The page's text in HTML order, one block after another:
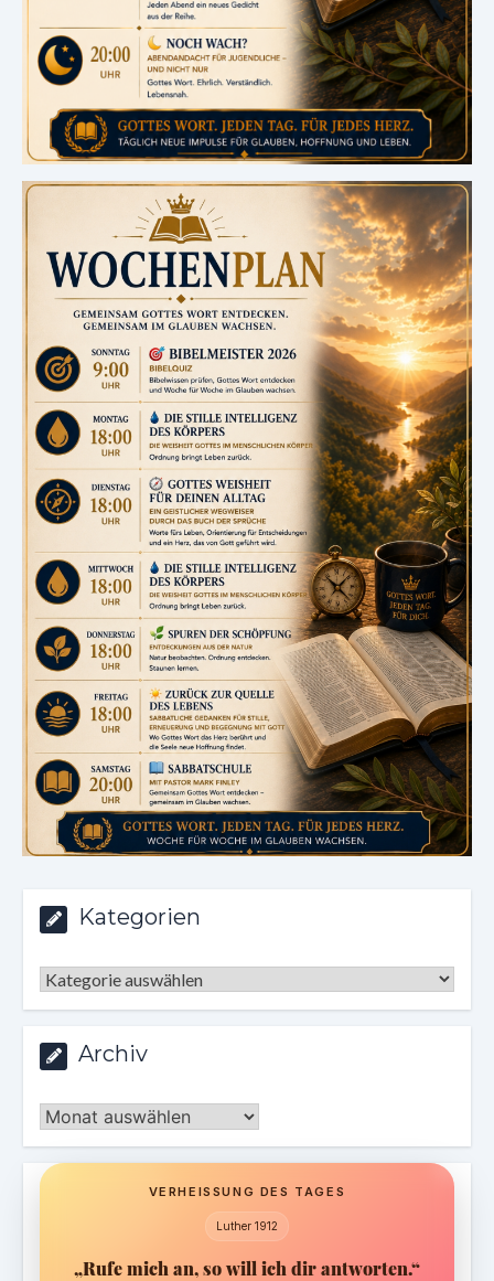
Kategorien
Kategorien
Archiv
Archiv
VERHEISSUNG DES TAGES
Luther 1912
„Rufe mich an, so will ich dir antworten.“